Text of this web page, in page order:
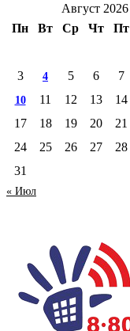
Август 2026
Пн
Вт Ср Чт Пт
3
4 5 6 7
10 11 12 13 14
17
18 19 20 21
24
25 26 27 28
31
« Июл